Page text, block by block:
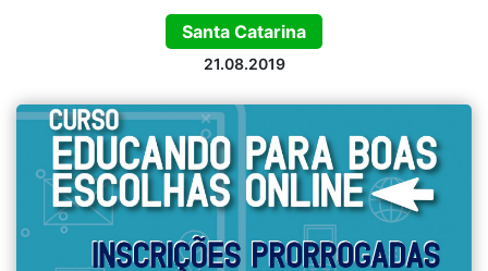
Santa Catarina
21.08.2019